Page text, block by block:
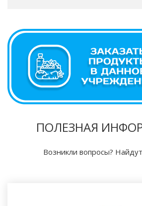
ПОЛЕЗНАЯ
Возникли вопросы?